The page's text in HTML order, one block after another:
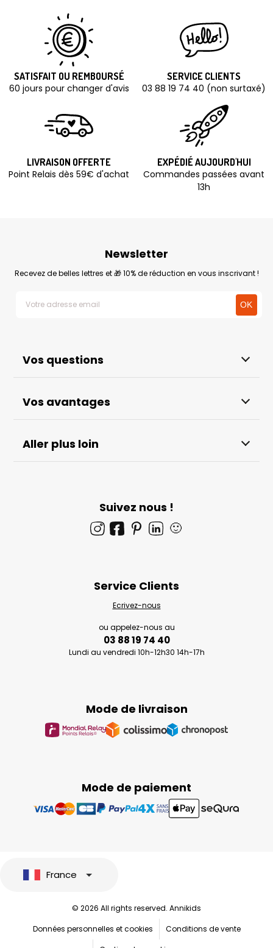
SATISFAIT OU REMBOURSÉ
60 jours pour changer d'avis
SERVICE CLIENTS
03 88 19 74 40 (non surtaxé)
LIVRAISON OFFERTE
Point Relais dès 59€ d'achat
EXPÉDIÉ AUJOURD'HUI
Commandes passées avant
13h
Vos questions
Vos avantages
Aller plus loin
Newsletter
Recevez de belles lettres et 🎁 10% de réduction en vous inscrivant !
Suivez nous !
🙂
Mode de paiement
Mode de livraison
Service Clients
Ecrivez-nous
ou appelez-nous au
03 88 19 74 40
Lundi au vendredi 10h-12h30 14h-17h
France
© 2026 All rights reserved. Annikids
Données personnelles et cookies
Conditions de vente